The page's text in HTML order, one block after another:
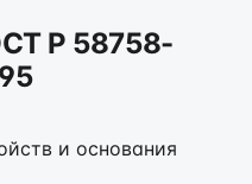
Р 58758-
и основания